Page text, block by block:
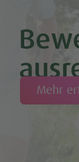
Mehr